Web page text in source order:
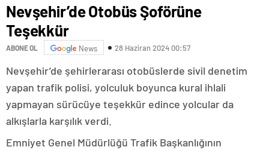
Nevşehir’de Otobüs Şoförüne
Teşekkür
ABONE OL News 28 Haziran 2024 00:57
Nevşehir’de şehirlerarası otobüslerde sivil denetim
yapan trafik polisi, yolculuk boyunca kural ihlali
yapmayan sürücüye teşekkür edince yolcular da
alkışlarla karşılık verdi.
Emniyet Genel Müdürlüğü Trafik Başkanlığının